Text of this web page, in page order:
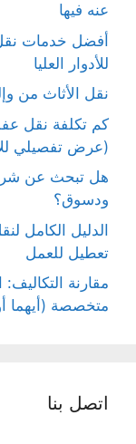
عنه فيها
أفضل خدمات
للأدوار العليا
نقل الأثاث من
كم تكلفة نقل
(عرض تفصيلي
هل تبحث عن
ودسوق؟
الدليل الكامل
تعطيل للعمل
مقارنة
متخصصة (أيهما
اتصل بنا